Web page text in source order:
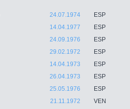
24.07.1974
ESP
14.04.1977
ESP
24.09.1976
ESP
29.02.1972
ESP
14.04.1973
ESP
26.04.1973
ESP
25.05.1976
ESP
21.11.1972
VEN